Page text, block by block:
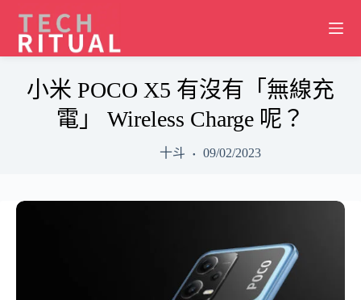
content
小米 POCO X5 有沒有「無線充
電」 Wireless Charge 呢？
十斗 09/02/2023